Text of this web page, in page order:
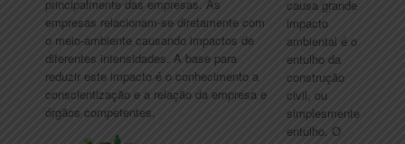
principalmente das empresas. As
empresas relacionam-se diretamente com
o meio-ambiente causando impactos de
diferentes intensidades. A base para
reduzir este impacto é o conhecimento a
conscientização e a relação da empresa e
órgãos competentes.
causa grande
impacto
ambiental é o
entulho da
construção
civil, ou
simplesmente
entulho. O